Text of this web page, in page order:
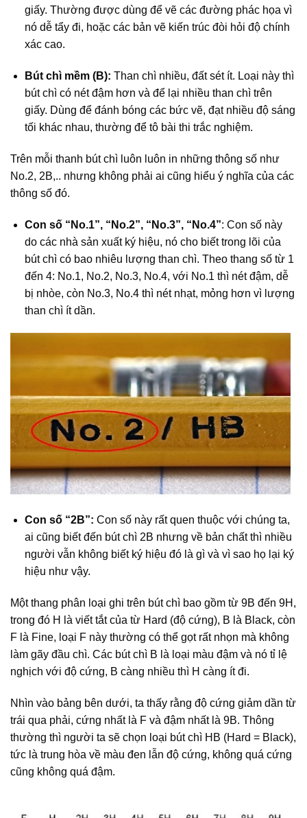
giấy. Thường được dùng để vẽ các đường phác họa vì
nó dễ tẩy đi, hoặc các bản vẽ kiến trúc đòi hỏi độ chính
xác cao.
Bút chì mềm (B): Than chì nhiều, đất sét ít. Loại này thì
bút chì có nét đậm hơn và để lại nhiều than chì trên
giấy. Dùng để đánh bóng các bức vẽ, đạt nhiều độ sáng
tối khác nhau, thường để tô bài thi trắc nghiệm.
Trên mỗi thanh bút chì luôn luôn in những thông số như
No.2, 2B,.. nhưng không phải ai cũng hiểu ý nghĩa của các
thông số đó.
Con số “No.1”, “No.2”, “No.3”, “No.4”: Con số này
do các nhà sản xuất ký hiệu, nó cho biết trong lõi của
bút chì có bao nhiêu lượng than chì. Theo thang số từ 1
đến 4: No.1, No.2, No.3, No.4, với No.1 thì nét đậm, dễ
bị nhòe, còn No.3, No.4 thì nét nhạt, mỏng hơn vì lượng
than chì ít dần.
Con số “2B”: Con số này rất quen thuộc với chúng ta,
ai cũng biết đến bút chì 2B nhưng về bản chất thì nhiều
người vẫn không biết ký hiệu đó là gì và vì sao họ lại ký
hiệu như vậy.
Một thang phân loại ghi trên bút chì bao gồm từ 9B đến 9H,
trong đó H là viết tắt của từ Hard (độ cứng), B là Black, còn
F là Fine, loại F này thường có thể gọt rất nhọn mà không
làm gãy đầu chì. Các bút chì B là loại màu đậm và nó tỉ lệ
nghịch với độ cứng, B càng nhiều thì H càng ít đi.
Nhìn vào bảng bên dưới, ta thấy rằng độ cứng giảm dần từ
trái qua phải, cứng nhất là F và đậm nhất là 9B. Thông
thường thì người ta sẽ chọn loại bút chì HB (Hard = Black),
tức là trung hòa về màu đen lẫn độ cứng, không quá cứng
cũng không quá đậm.